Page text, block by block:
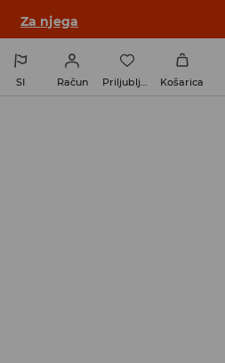
Za njega
SI Račun Priljubljene Košarica